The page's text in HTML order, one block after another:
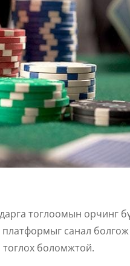
тоглоомын орчинг
санал
боломжтой.